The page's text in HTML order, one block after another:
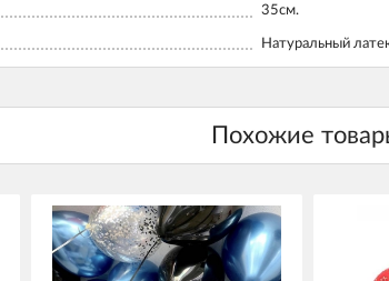
35см.
Натуральный